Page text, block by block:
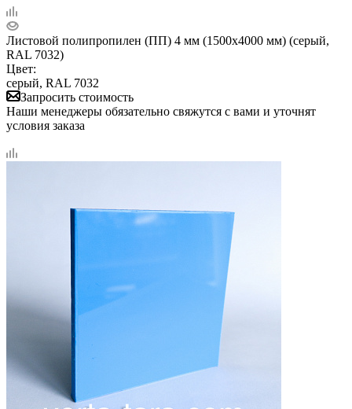
Листовой полипропилен (ПП) 4 мм (1500х4000 мм) (серый,
RAL 7032)
Цвет:
серый, RAL 7032
Запросить стоимость
Наши менеджеры обязательно свяжутся с вами и уточнят
условия заказа